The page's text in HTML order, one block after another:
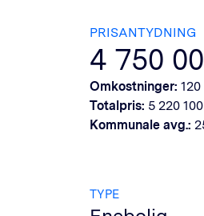
PRISANTYDNING
4 750
Omkostninger: 120
Totalpris: 5 220 100
Kommunale avg.:
TYPE